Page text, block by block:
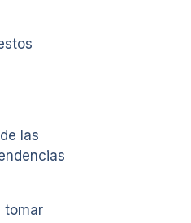
las
tomar